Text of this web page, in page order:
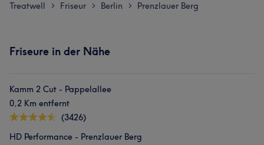
Treatwell > Friseur > Berlin > Prenzlauer Berg
Friseure in der Nähe
Kamm 2 Cut - Pappelallee
0,2 Km entfernt
(3426)
HD Performance - Prenzlauer Berg